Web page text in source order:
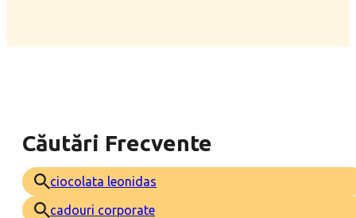
Căutări Frecvente
ciocolata leonidas
cadouri corporate